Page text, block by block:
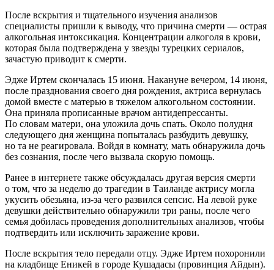
После вскрытия и тщательного изучения анализов
специалисты пришли к выводу, что причина смерти — острая
алкогольная интоксикация. Концентрации алкоголя в крови,
которая была подтверждена у звезды турецких сериалов,
зачастую приводит к смерти.
Эдже Иртем скончалась 15 июня. Накануне вечером, 14 июня,
после празднования своего дня рождения, актриса вернулась
домой вместе с матерью в тяжелом алкогольном состоянии.
Она приняла прописанные врачом антидепрессанты.
По словам матери, она уложила дочь спать. Около полудня
следующего дня женщина попыталась разбудить девушку,
но та не реагировала. Войдя в комнату, мать обнаружила дочь
без сознания, после чего вызвала скорую помощь.
Ранее в интернете также обсуждалась другая версия смерти
о том, что за неделю до трагедии в Таиланде актрису могла
укусить обезьяна, из-за чего развился сепсис. На левой руке
девушки действительно обнаружили три раны, после чего
семья добилась проведения дополнительных анализов, чтобы
подтвердить или исключить заражение крови.
После вскрытия тело передали отцу. Эдже Иртем похоронили
на кладбище Еникей в городе Кушадасы (провинция Айдын).